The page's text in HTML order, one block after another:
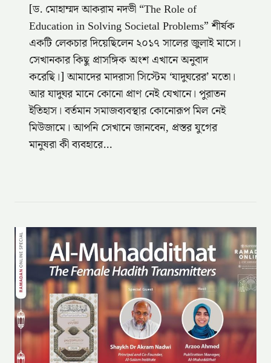
[‍ড. মোহাম্মদ আকরাম নদভী “The Role of
Education in Solving Societal Problems” শীর্ষক
একটি লেকচার দিয়েছিলেন ২০১৭ সালের জুলাই মাসে।
সেখানকার কিছু প্রাসঙ্গিক অংশ এখানে অনুবাদ
করেছি।] আমাদের মাদরাসা সিস্টেম ‘যাদুঘরের’ মতো।
আর যাদুঘর মানে কোনো প্রাণ নেই যেখানে। পুরাতন
ইতিহাস। বর্তমান সমাজব্যবস্থার কোনোরূপ মিল নেই
মিউজামে। আপনি সেখানে জানবেন, প্রস্তর যুগের
মানুষরা কী ব্যবহারে…